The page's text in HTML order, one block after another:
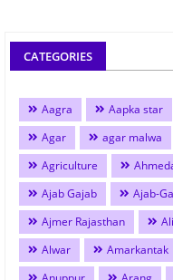
CATEGORIES
Aagra Aapka star
Agar
agar malwa
Agriculture
Ajab Gajab
Ajab-
Ajmer Rajasthan
Alwar
Amarkantak